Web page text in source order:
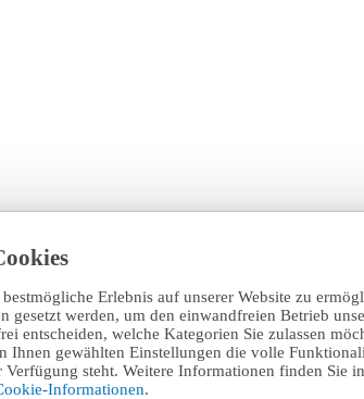
Erlebnis auf unserer Website zu
gesetzt werden, um den einwandfreien Betrieb
entscheiden, welche Kategorien Sie zulassen
Ihnen gewählten Einstellungen die volle
steht. Weitere Informationen finden Sie
Informationen.